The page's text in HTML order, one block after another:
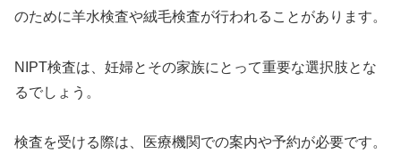
のために羊水検査や絨毛検査が行われることがあります。
NIPT検査は、妊婦とその家族にとって重要な選択肢とな
るでしょう。
検査を受ける際は、医療機関での案内や予約が必要です。